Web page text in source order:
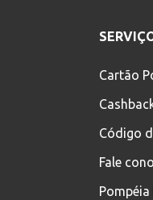
Cartão
Código
Fale
Pompéia